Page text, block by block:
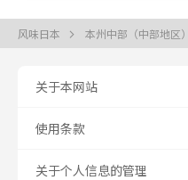
风味日本 本州中部（中部地区）
关于本网站
使用条款
关于个人信息的管理